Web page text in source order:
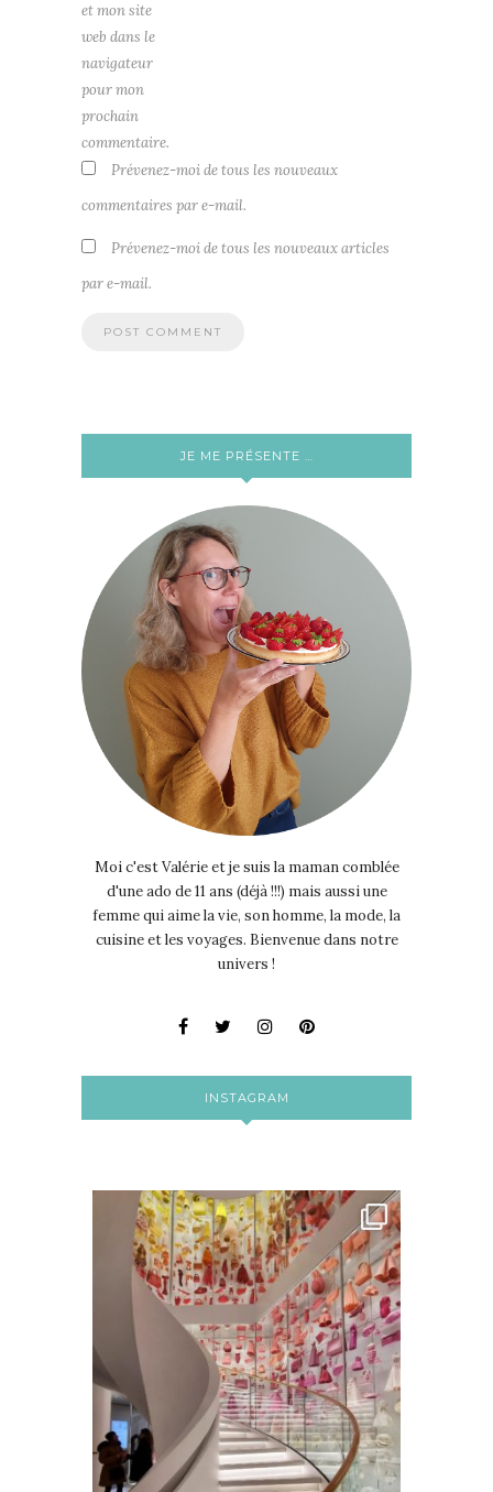
et mon site
web dans le
navigateur
pour mon
prochain
commentaire.
Prévenez-moi de tous les nouveaux
commentaires par e-mail.
Prévenez-moi de tous les nouveaux articles
par e-mail.
JE ME PRÉSENTE …
Moi c'est Valérie et je suis la maman comblée
d'une ado de 11 ans (déjà !!!) mais aussi une
femme qui aime la vie, son homme, la mode, la
cuisine et les voyages. Bienvenue dans notre
univers !
INSTAGRAM